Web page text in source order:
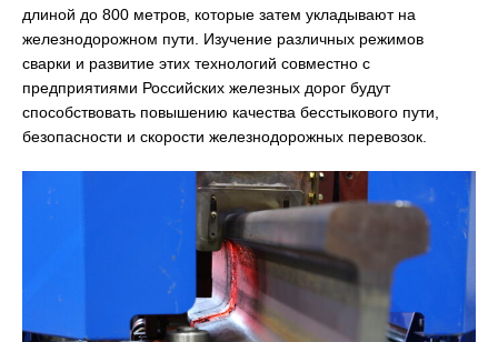
длиной до 800 метров, которые затем укладывают на
железнодорожном пути. Изучение различных режимов
сварки и развитие этих технологий совместно с
предприятиями Российских железных дорог будут
способствовать повышению качества бесстыкового пути,
безопасности и скорости железнодорожных перевозок.